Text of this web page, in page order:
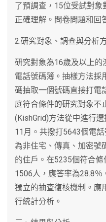
了預調查，15位受試對
正確理解。問卷問題和回
2.研究對象、調查與分析
研究對象為16歲及以上的
電話號碼簿。抽樣方法採
碼抽取一個號碼直接打電
庭符合條件的研究對象不
(KishGrid)方法從中進行
11月。共撥打5643個電
為非住宅、傳真、加密號
的住戶。在5235個符合
1506人，應答率為28.8
獨立的抽查復核機制。應
行統計分析。